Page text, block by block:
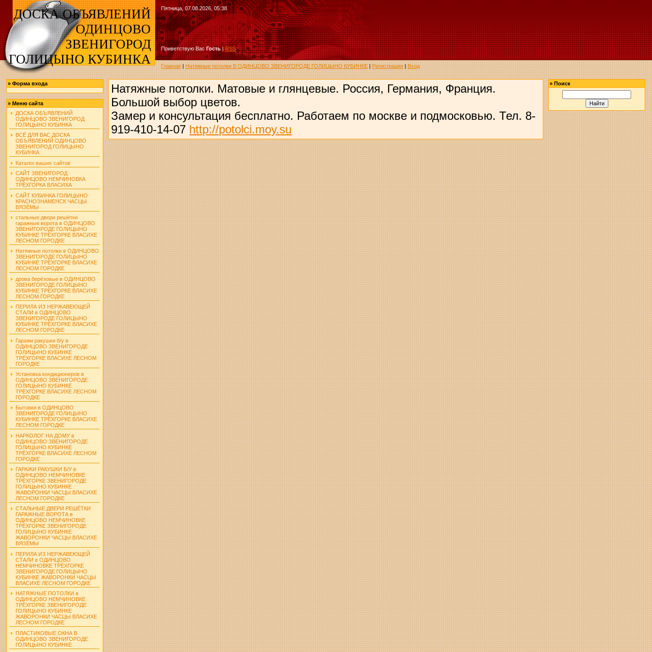
ДОСКА ОБЪЯВЛЕНИЙ
ОДИНЦОВО
ЗВЕНИГОРОД
ГОЛИЦЫНО КУБИНКА
Пятница, 07.08.2026, 05:38
Приветствую Вас Гость|RSS
Главная|Натяжные потолки В ОДИНЦОВО ЗВЕНИГОРОДЕ ГОЛИЦЫНО КУБИНКЕ|Регистрация|Вход
»Форма входа
»Меню сайта
ДОСКА ОБЪЯВЛЕНИЙ
ОДИНЦОВО ЗВЕНИГОРОД
ГОЛИЦЫНО КУБИНКА
ВСЁ ДЛЯ ВАС ДОСКА
ОБЪЯВЛЕНИЙ ОДИНЦОВО
ЗВЕНИГОРОД ГОЛИЦЫНО
КУБИНКА
Каталог ваших сайтов
САЙТ ЗВЕНИГОРОД
ОДИНЦОВО НЕМЧИНОВКА
ТРЁХГОРКА ВЛАСИХА
САЙТ КУБИНКА ГОЛИЦЫНО
КРАСНОЗНАМЕНСК ЧАСЦЫ
ВЯЗЁМЫ
стальные двери решётки
гаражные ворота в ОДИНЦОВО
ЗВЕНИГОРОДЕ ГОЛИЦЫНО
КУБИНКЕ ТРЁХГОРКЕ ВЛАСИХЕ
ЛЕСНОМ ГОРОДКЕ
Натяжные потолки в ОДИНЦОВО
ЗВЕНИГОРОДЕ ГОЛИЦЫНО
КУБИНКЕ ТРЁХГОРКЕ ВЛАСИХЕ
ЛЕСНОМ ГОРОДКЕ
дрова берёзовые в ОДИНЦОВО
ЗВЕНИГОРОДЕ ГОЛИЦЫНО
КУБИНКЕ ТРЁХГОРКЕ ВЛАСИХЕ
ЛЕСНОМ ГОРОДКЕ
ПЕРИЛА ИЗ НЕРЖАВЕЮЩЕЙ
СТАЛИ в ОДИНЦОВО
ЗВЕНИГОРОДЕ ГОЛИЦЫНО
КУБИНКЕ ТРЁХГОРКЕ ВЛАСИХЕ
ЛЕСНОМ ГОРОДКЕ
Гаражи ракушки б/у в
ОДИНЦОВО ЗВЕНИГОРОДЕ
ГОЛИЦЫНО КУБИНКЕ
ТРЁХГОРКЕ ВЛАСИХЕ ЛЕСНОМ
ГОРОДКЕ
Установка кондиционеров в
ОДИНЦОВО ЗВЕНИГОРОДЕ
ГОЛИЦЫНО КУБИНКЕ
ТРЁХГОРКЕ ВЛАСИХЕ ЛЕСНОМ
ГОРОДКЕ
Бытовки в ОДИНЦОВО
ЗВЕНИГОРОДЕ ГОЛИЦЫНО
КУБИНКЕ ТРЁХГОРКЕ ВЛАСИХЕ
ЛЕСНОМ ГОРОДКЕ
НАРКОЛОГ НА ДОМУ в
ОДИНЦОВО ЗВЕНИГОРОДЕ
ГОЛИЦЫНО КУБИНКЕ
ТРЁХГОРКЕ ВЛАСИХЕ ЛЕСНОМ
ГОРОДКЕ
ГАРАЖИ РАКУШКИ Б/У в
ОДИНЦОВО НЕМЧИНОВКЕ
ТРЁХГОРКЕ ЗВЕНИГОРОДЕ
ГОЛИЦЫНО КУБИНКЕ
ЖАВОРОНКИ ЧАСЦЫ ВЛАСИХЕ
ЛЕСНОМ ГОРОДКЕ
СТАЛЬНЫЕ ДВЕРИ РЕШЁТКИ
ГАРАЖНЫЕ ВОРОТА в
ОДИНЦОВО НЕМЧИНОВКЕ
ТРЁХГОРКЕ ЗВЕНИГОРОДЕ
ГОЛИЦЫНО КУБИНКЕ
ЖАВОРОНКИ ЧАСЦЫ ВЛАСИХЕ
ВЯЗЁМЫ
ПЕРИЛА ИЗ НЕРЖАВЕЮЩЕЙ
СТАЛИ в ОДИНЦОВО
НЕМЧИНОВКЕ ТРЁХГОРКЕ
ЗВЕНИГОРОДЕ ГОЛИЦЫНО
КУБИНКЕ ЖАВОРОНКИ ЧАСЦЫ
ВЛАСИХЕ ЛЕСНОМ ГОРОДКЕ
НАТЯЖНЫЕ ПОТОЛКИ в
ОДИНЦОВО НЕМЧИНОВКЕ
ТРЁХГОРКЕ ЗВЕНИГОРОДЕ
ГОЛИЦЫНО КУБИНКЕ
ЖАВОРОНКИ ЧАСЦЫ ВЛАСИХЕ
ЛЕСНОМ ГОРОДКЕ
ПЛАСТИКОВЫЕ ОКНА В
ОДИНЦОВО ЗВЕНИГОРОДЕ
ГОЛИЦЫНО КУБИНКЕ
Натяжные потолки. Матовые и глянцевые. Россия, Германия, Франция.
Большой выбор цветов.
Замер и консультация бесплатно. Работаем по москве и подмосковью. Тел. 8-
919-410-14-07 http://potolci.moy.su
»Поиск